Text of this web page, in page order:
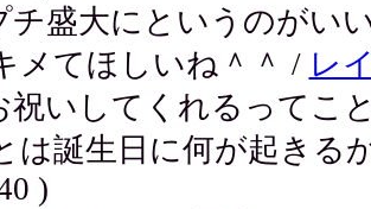
チ盛大にというのがい
メてほしいね＾＾ / レ
祝いしてくれるってこ
は誕生日に何が起きる
)